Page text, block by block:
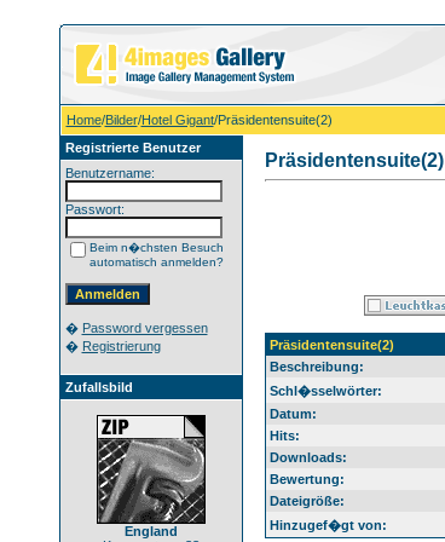
Home/Bilder/Hotel Gigant/Präsidentensuite(2)
Registrierte Benutzer
Benutzername:
Passwort:
Beim n�chsten Besuch
automatisch anmelden?
� Password vergessen
� Registrierung
Zufallsbild
England
Präsidentensuite(2)
Präsidentensuite(2)
Beschreibung:
Schl�sselwörter:
Datum:
Hits:
Downloads:
Bewertung:
Dateigröße:
Hinzugef�gt von: